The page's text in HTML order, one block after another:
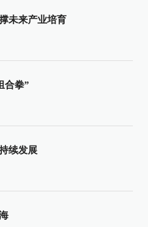
未来产业培育
合拳”
续发展